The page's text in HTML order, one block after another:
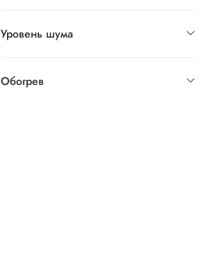
Уровень шума
Обогрев